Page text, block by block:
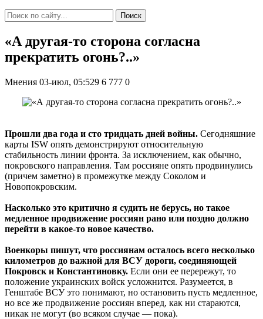
Поиск
«А другая-то сторона согласна
прекратить огонь?..»
Мнения 03-июл, 05:529 6 777 0
Прошли два года и сто тридцать дней войны. Сегодняшние
карты ISW опять демонстрируют относительную
стабильность линии фронта. За исключением, как обычно,
покровского направления. Там россияне опять продвинулись
(причем заметно) в промежутке между Соколом и
Новопокровским.
Насколько это критично я судить не берусь, но такое
медленное продвижение россиян рано или поздно должно
перейти в какое-то новое качество.
Военкоры пишут, что россиянам осталось всего несколько
километров до важной для ВСУ дороги, соединяющей
Покровск и Константиновку. Если они ее перережут, то
положение украинских войск усложнится. Разумеется, в
Генштабе ВСУ это понимают, но остановить пусть медленное,
но все же продвижение россиян вперед, как ни стараются,
никак не могут (во всяком случае — пока).